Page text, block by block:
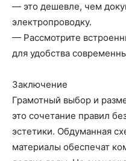
— это дешевле, чем
электропроводку.
— Рассмотрите
для удобства
Заключение
Грамотный выбор и
это сочетание правил
эстетики. Обдуманная
материалы обеспечат